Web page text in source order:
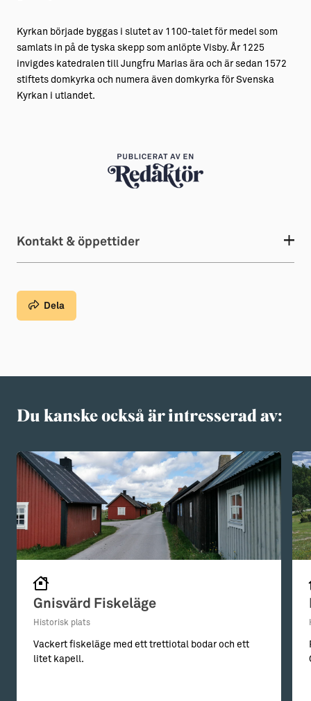
Kyrkan började byggas i slutet av 1100-talet för medel som
samlats in på de tyska skepp som anlöpte Visby. År 1225
invigdes katedralen till Jungfru Marias ära och är sedan 1572
stiftets domkyrka och numera även domkyrka för Svenska
Kyrkan i utlandet.
Kontakt & öppettider
Dela
Du kanske också är intresserad av:
Gnisvärd Fiskeläge
Historisk plats
Vackert fiskeläge med ett trettiotal bodar och ett
litet kapell.